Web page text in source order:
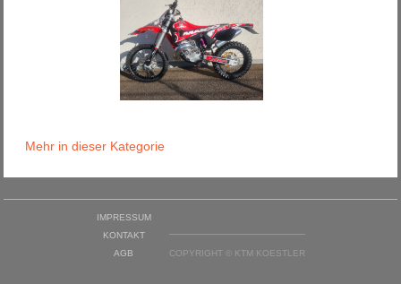
Mehr in dieser Kategorie
IMPRESSUM
KONTAKT
AGB
COPYRIGHT © KTM KOESTLER